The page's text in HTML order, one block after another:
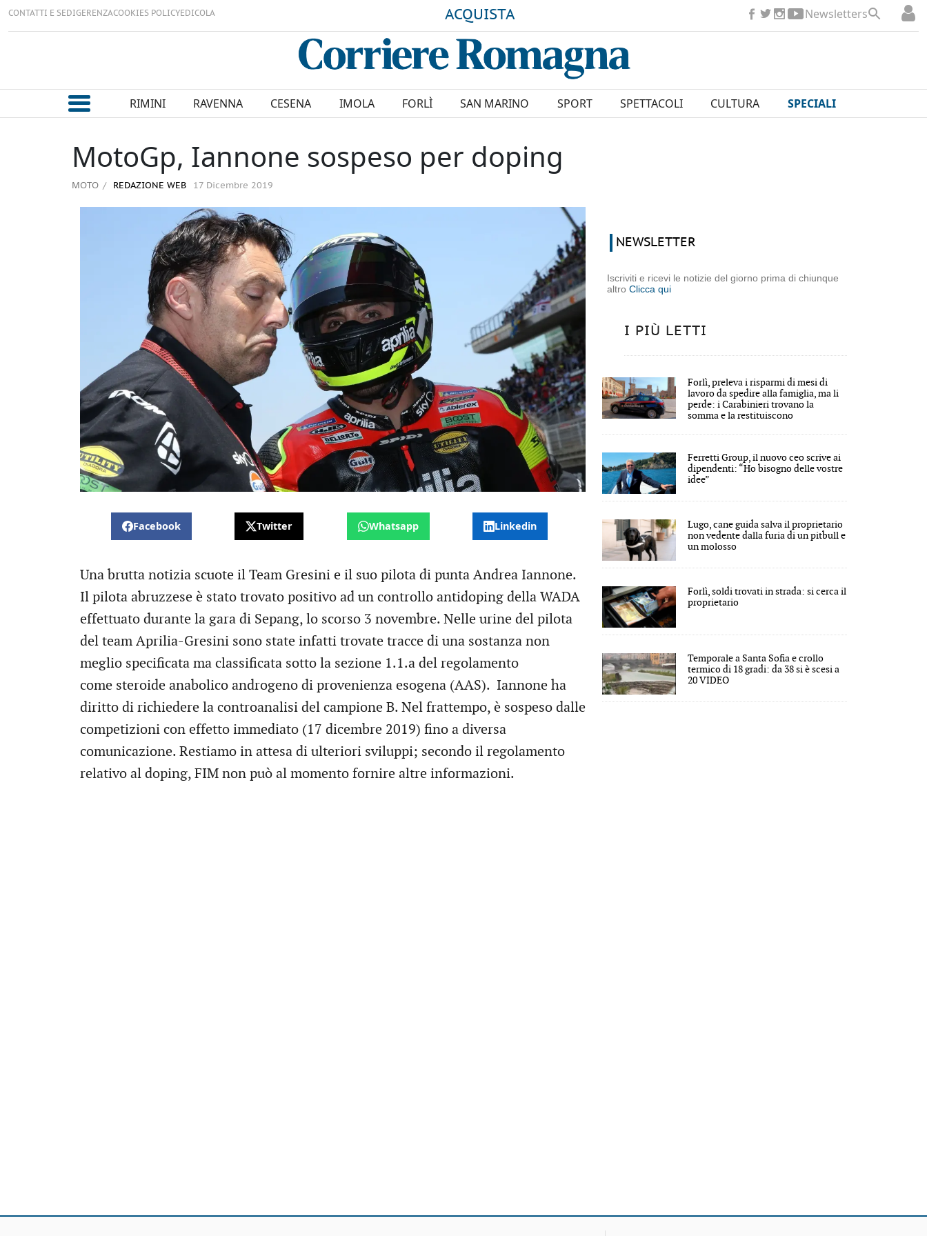
CONTATTI E SEDIGERENZACOOKIES POLICYEDICOLA ACQUISTA Newsletters
RIMINI RAVENNA CESENA IMOLA FORLÌ SAN MARINO SPORT SPETTACOLI CULTURA SPECIALI
MotoGp, Iannone sospeso per doping
MOTO REDAZIONE WEB 17 Dicembre 2019
Facebook Twitter Whatsapp Linkedin
Una brutta notizia scuote il Team Gresini e il suo pilota di punta Andrea Iannone.
Il pilota abruzzese è stato trovato positivo ad un controllo antidoping della WADA
effettuato durante la gara di Sepang, lo scorso 3 novembre. Nelle urine del pilota
del team Aprilia-Gresini sono state infatti trovate tracce di una sostanza non
meglio specificata ma classificata sotto la sezione 1.1.a del regolamento
come steroide anabolico androgeno di provenienza esogena (AAS). Iannone ha
diritto di richiedere la controanalisi del campione B. Nel frattempo, è sospeso dalle
competizioni con effetto immediato (17 dicembre 2019) fino a diversa
comunicazione. Restiamo in attesa di ulteriori sviluppi; secondo il regolamento
relativo al doping, FIM non può al momento fornire altre informazioni.
NEWSLETTER
Iscriviti e ricevi le notizie del giorno prima di chiunque
altroClicca qui
I PIÙ LETTI
Forlì, preleva i risparmi di mesi di
lavoro da spedire alla famiglia, ma li
perde: i Carabinieri trovano la
somma e la restituiscono
Ferretti Group, il nuovo ceo scrive ai
dipendenti: “Ho bisogno delle vostre
idee”
Lugo, cane guida salva il proprietario
non vedente dalla furia di un pitbull e
un molosso
Forlì, soldi trovati in strada: si cerca il
proprietario
Temporale a Santa Sofia e crollo
termico di 18 gradi: da 38 si è scesi a
20 VIDEO